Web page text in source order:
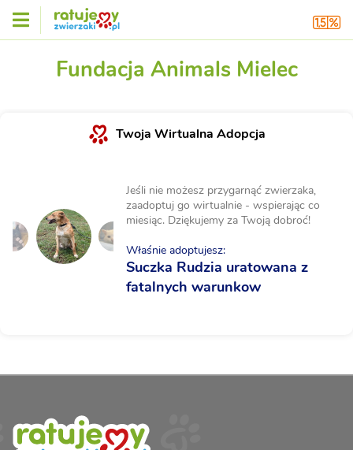
Fundacja Animals Mielec
Twoja Wirtualna Adopcja
Jeśli nie możesz przygarnąć zwierzaka,
zaadoptuj go wirtualnie - wspierając co
miesiąc. Dziękujemy za Twoją dobroć!
Właśnie adoptujesz:
Suczka Rudzia uratowana z
fatalnych warunkow